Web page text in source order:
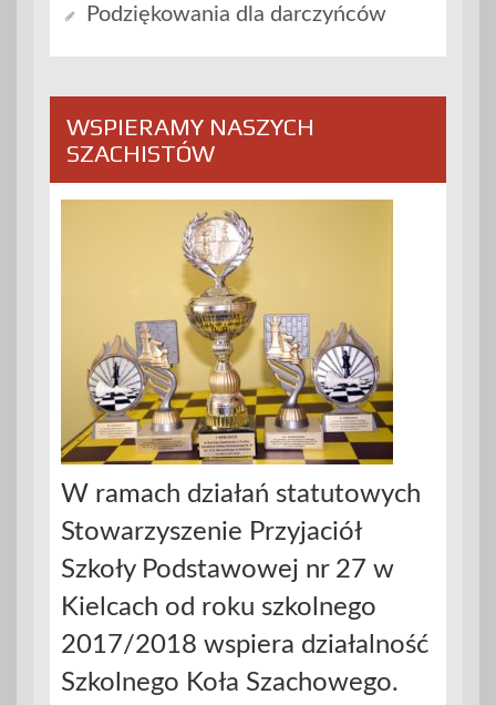
Podziękowania dla darczyńców
WSPIERAMY NASZYCH
SZACHISTÓW
W ramach działań statutowych
Stowarzyszenie Przyjaciół
Szkoły Podstawowej nr 27 w
Kielcach od roku szkolnego
2017/2018 wspiera działalność
Szkolnego Koła Szachowego.